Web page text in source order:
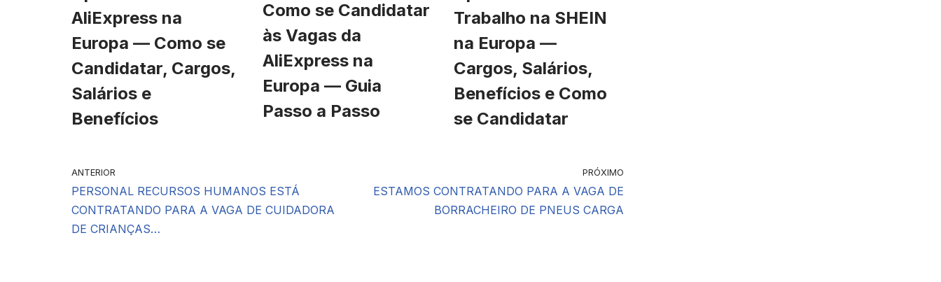
AliExpress na
Europa — Como se
Candidatar, Cargos,
Salários e
Benefícios
Como se Candidatar
às Vagas da
AliExpress na
Europa — Guia
Passo a Passo
Trabalho na SHEIN
na Europa —
Cargos, Salários,
Benefícios e Como
se Candidatar
ANTERIOR
PERSONAL RECURSOS HUMANOS ESTÁ
CONTRATANDO PARA A VAGA DE CUIDADORA
DE CRIANÇAS…
PRÓXIMO
ESTAMOS CONTRATANDO PARA A VAGA DE
BORRACHEIRO DE PNEUS CARGA